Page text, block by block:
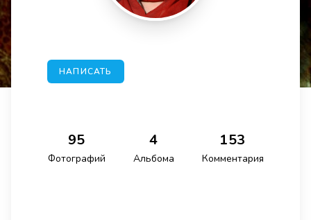
НАПИСАТЬ
95
Фотографий
4
Альбома
153
Комментария